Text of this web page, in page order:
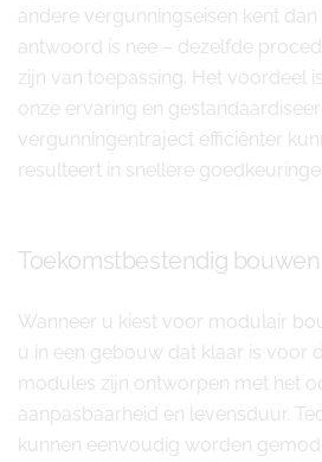
andere vergunningseisen kent
antwoord is nee – dezelfde
zijn van toepassing. Het voordeel
onze ervaring en
vergunningentraject efficiënter
resulteert in snellere
Toekomstbestendig
Wanneer u kiest voor modulair
u in een gebouw dat klaar is voor
modules zijn ontworpen met het
aanpasbaarheid en levensduur.
kunnen eenvoudig worden